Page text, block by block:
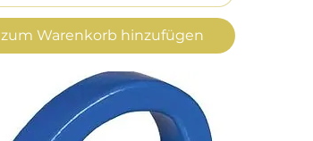
zum Warenkorb hinzufügen